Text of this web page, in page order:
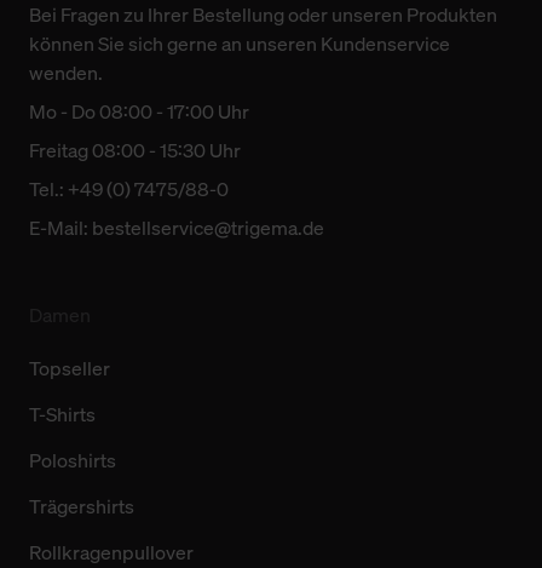
Bei Fragen zu Ihrer Bestellung oder unseren Produkten
können Sie sich gerne an unseren Kundenservice
wenden.
Mo - Do 08:00 - 17:00 Uhr
Freitag 08:00 - 15:30 Uhr
Tel.: +49 (0) 7475/88-0
E-Mail: bestellservice@trigema.de
Topseller
T-Shirts
Poloshirts
Trägershirts
Rollkragenpullover